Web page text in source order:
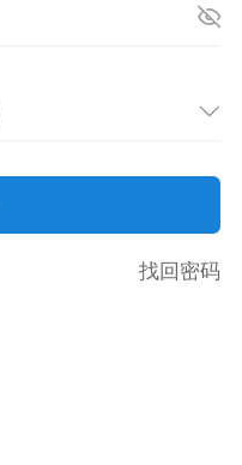
找回密码